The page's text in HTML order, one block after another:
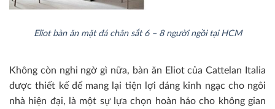
Eliot bàn ăn mặt đá chân sắt 6 – 8 người ngồi tại HCM
Không còn nghi ngờ gì nữa, bàn ăn Eliot của Cattelan Italia
được thiết kế để mang lại tiện lợi đáng kinh ngạc cho ngôi
nhà hiện đại, là một sự lựa chọn hoàn hảo cho không gian